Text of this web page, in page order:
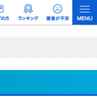
ユーザーへの口コミ収集な
。